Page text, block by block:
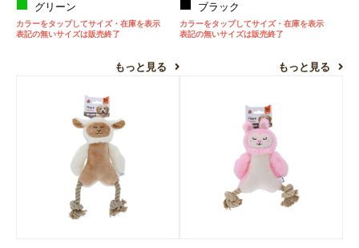
グリーン
カラーをタップしてサイズ・在庫を表示
表記の無いサイズは販売終了
もっと見る
ブラック
カラーをタップしてサイズ・在庫を表示
表記の無いサイズは販売終了
もっと見る